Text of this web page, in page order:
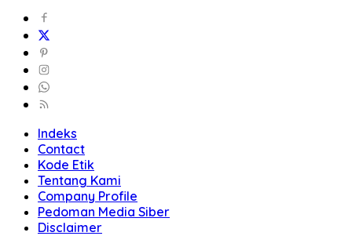
Indeks
Contact
Kode Etik
Tentang Kami
Company Profile
Pedoman Media Siber
Disclaimer